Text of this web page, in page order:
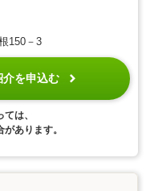
150－3
介を申込む
は、
あります。